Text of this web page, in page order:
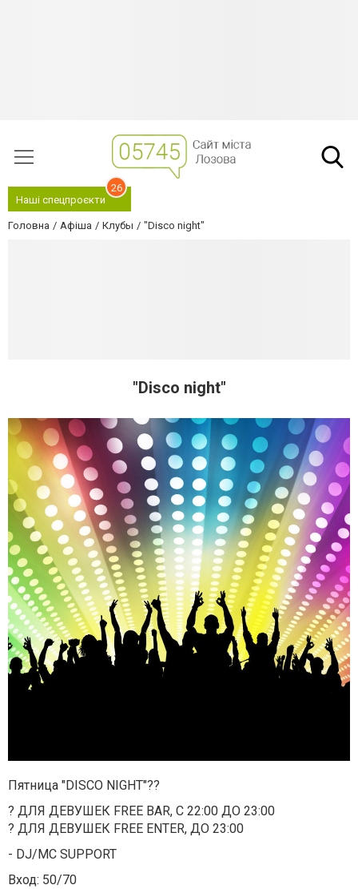
Наші спецпроєкти
26
Головна Афіша Клубы "Disco night"
"Disco night"
Пятница "DISCO NIGHT"??
? ДЛЯ ДЕВУШЕК FREE BAR, С 22:00 ДО 23:00
? ДЛЯ ДЕВУШЕК FREE ENTER, ДО 23:00
- DJ/MC SUPPORT
Вход: 50/70